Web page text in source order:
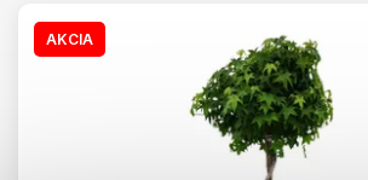
AKCIA